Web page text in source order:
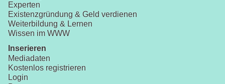
Experten
Existenzgründung & Geld verdienen
Weiterbildung & Lernen
Wissen im WWW
Inserieren
Mediadaten
Kostenlos registrieren
Login